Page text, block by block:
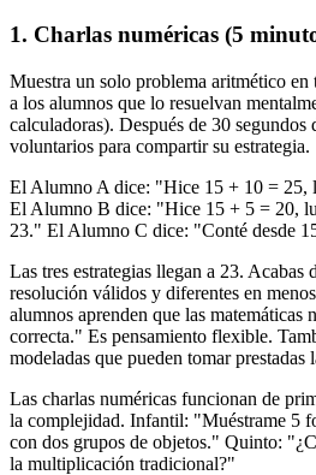
1. Charlas numéricas (5
Muestra un solo problema aritmético
a los alumnos que lo resuelvan
calculadoras). Después de 30 segundos
voluntarios para compartir su estrategia.
El Alumno A dice: "Hice 15 + 10 = 25,
El Alumno B dice: "Hice 15 + 5 = 20,
23." El Alumno C dice: "Conté desde
Las tres estrategias llegan a 23. Acabas
resolución válidos y diferentes en
alumnos aprenden que las matemáticas
correcta." Es pensamiento flexible.
modeladas que pueden tomar prestadas
Las charlas numéricas funcionan de
la complejidad. Infantil: "Muéstrame 5
con dos grupos de objetos." Quinto:
la multiplicación tradicional?"